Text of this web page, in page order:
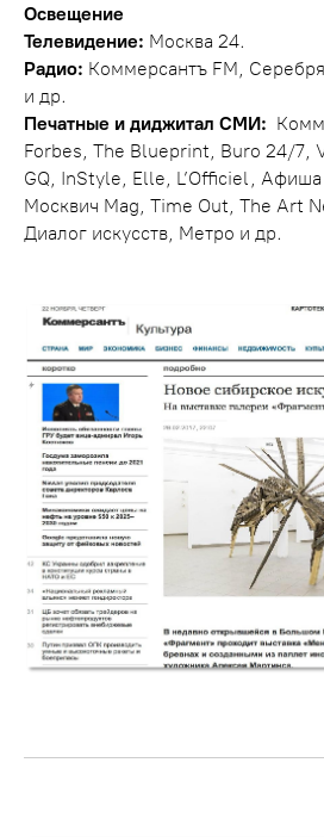
Освещение
Телевидение: Москва 24.
Радио: Коммерсантъ FM,
и др.
Печатные и диджитал СМИ:
Forbes, The Blueprint, Buro 24/7,
GQ, InStyle, Elle, L’Officiel,
Москвич Mag, Time Out, The Art
Диалог искусств, Метро и др.